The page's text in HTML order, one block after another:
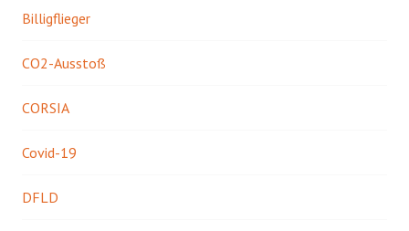
Billigflieger
CO2-Ausstoß
CORSIA
Covid-19
DFLD